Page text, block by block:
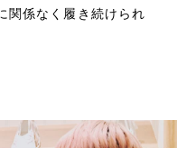
関係なく履き続けられ